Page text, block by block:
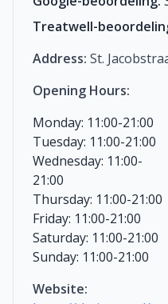
Treatwell-
Address: St.
Opening Hours:
Monday: 11:00-21:00
Tuesday: 11:00-21:00
Wednesday: 11:00-
21:00
Thursday: 11:00-21:00
Friday: 11:00-21:00
Saturday: 11:00-21:00
Sunday: 11:00-21:00
Website: